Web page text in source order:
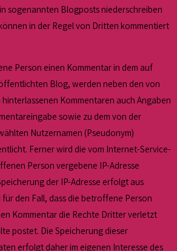
sogenannten Blogposts niederschreiben
in der Regel von Dritten kommentiert
Person einen Kommentar in dem auf
Blog, werden neben den von
Kommentaren auch Angaben
sowie zu dem von der
Nutzernamen (Pseudonym)
Ferner wird die vom Internet-Service-
Person vergebene IP-Adresse
der IP-Adresse erfolgt aus
den Fall, dass die betroffene Person
Kommentar die Rechte Dritter verletzt
postet. Die Speicherung dieser
erfolgt daher im eigenen Interesse des